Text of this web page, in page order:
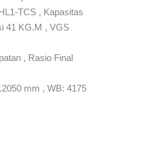
TCS , Kapasitas
41 KG.M , VGS
, Rasio Final
mm , WB: 4175